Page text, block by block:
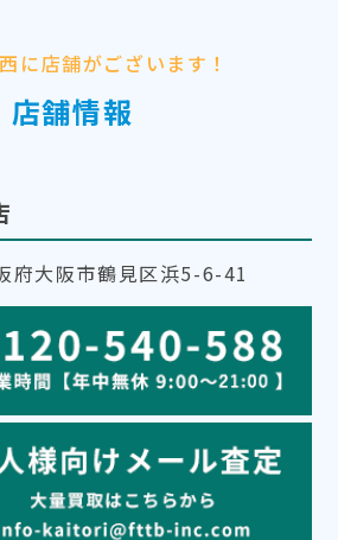
に店舗がございます！
店舗情報
大阪市鶴見区浜5-6-41